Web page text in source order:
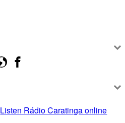
Listen Rádio Caratinga online